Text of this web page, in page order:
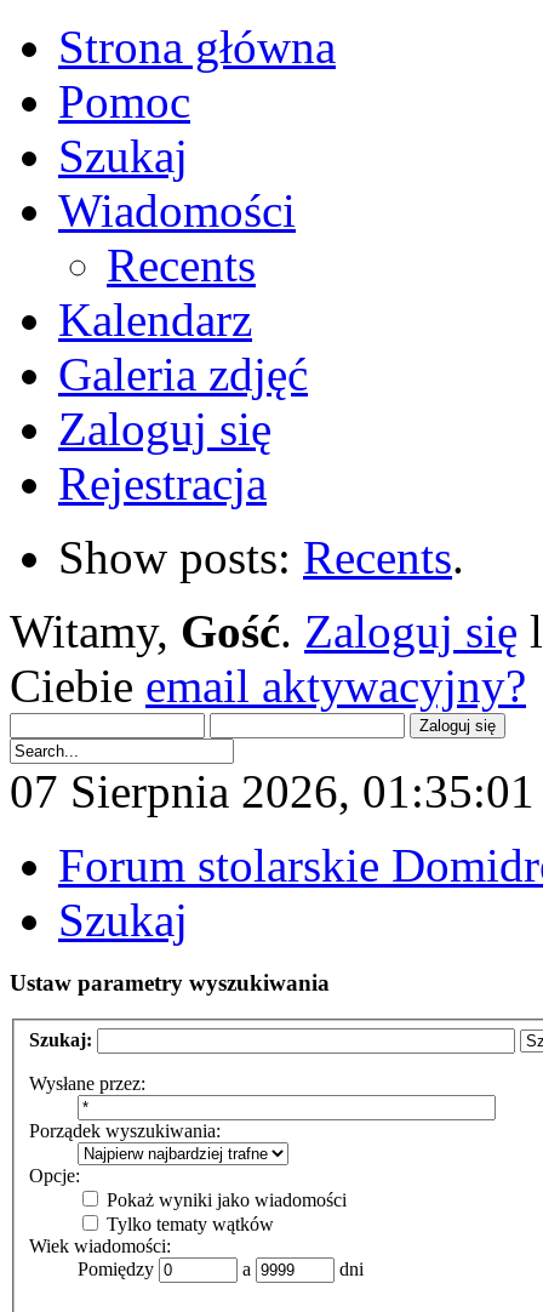
Strona główna
Pomoc
Szukaj
Wiadomości
Recents
Kalendarz
Galeria zdjęć
Zaloguj się
Rejestracja
Show posts: Recents.
Witamy, Gość. Zaloguj się
Ciebie email aktywacyjny?
07 Sierpnia 2026,
Forum stolarskie
Szukaj
Ustaw parametry wyszukiwania
Szukaj:
Wysłane przez:
Porządek wyszukiwania:
Opcje:
Pokaż wyniki jako wiadomości
Tylko tematy wątków
Wiek wiadomości:
Pomiędzy
a dni